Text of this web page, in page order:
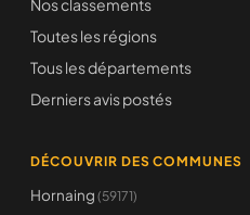
Nos classements
Toutes les régions
Tous les départements
Derniers avis postés
DÉCOUVRIR DES COMMUNES
Hornaing (59171)